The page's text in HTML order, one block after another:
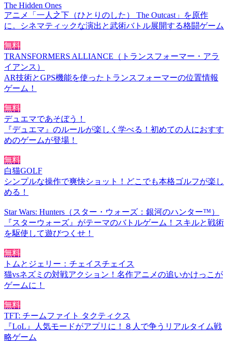
The Hidden Ones
アニメ「一人之下（ひとりのした） The Outcast」を原作
に。シネマティックな演出と武術バトル展開する格闘ゲーム
無料
TRANSFORMERS ALLIANCE（トランスフォーマー・アラ
イアンス）
AR技術とGPS機能を使ったトランスフォーマーの位置情報
ゲーム！
無料
デュエマであそぼう！
『デュエマ』のルールが楽しく学べる！初めての人におすす
めのゲームが登場！
無料
白猫GOLF
シンプルな操作で爽快ショット！どこでも本格ゴルフが楽し
める！
Star Wars: Hunters（スター・ウォーズ：銀河のハンター™）
『スターウォーズ』がテーマのバトルゲーム！スキルと戦術
を駆使して遊びつくせ！
無料
トムとジェリー：チェイスチェイス
猫vsネズミの対戦アクション！名作アニメの追いかけっこが
ゲームに！
無料
TFT: チームファイト タクティクス
『LoL』人気モードがアプリに！８人で争うリアルタイム戦
略ゲーム